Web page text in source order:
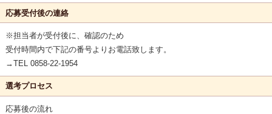
応募受付後の連絡
※担当者が受付後に、確認のため
受付時間内で下記の番号よりお電話致します。
→TEL 0858-22-1954
選考プロセス
応募後の流れ